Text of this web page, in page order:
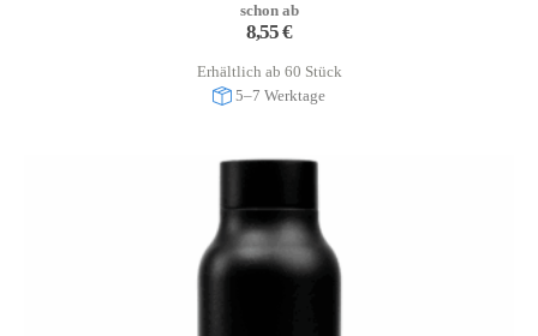
schon ab
8,55€
Erhältlich ab 60 Stück
5–7 Werktage